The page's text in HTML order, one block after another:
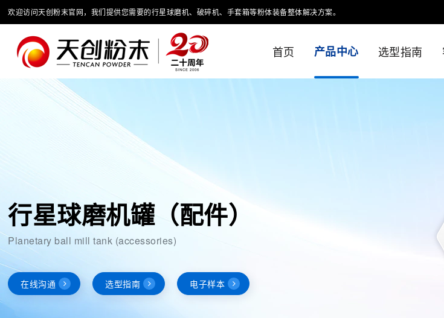
欢迎访问天创粉末官网，我们提供您需要的行星球磨机、破碎机、手套箱等粉体装备整体解决方案。
首页 产品中心 选型指南
行星球磨机罐（配件）
Planetary ball mill tank (accessories)
在线沟通 选型指南 电子样本